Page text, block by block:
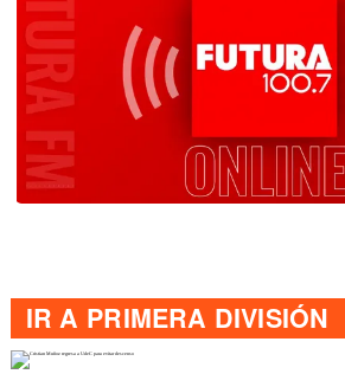
IR A PRIMERA DIVISIÓN